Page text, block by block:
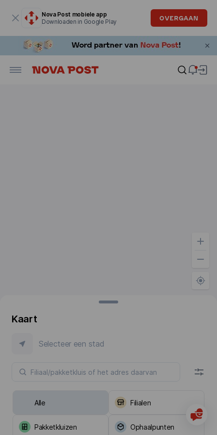
Nova Post mobiele app
Downloaden in Google Play
OVERGAAN
Kaart
Selecteer een stad
Alle Filialen
Pakketkluizen Ophaalpunten